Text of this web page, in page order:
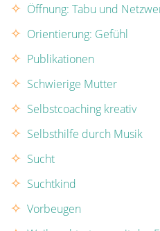
Öffnung: Tabu und
Orientierung: Gefühl
Publikationen
Schwierige Mutter
Selbstcoaching kreativ
Selbsthilfe durch Musik
Sucht
Suchtkind
Vorbeugen